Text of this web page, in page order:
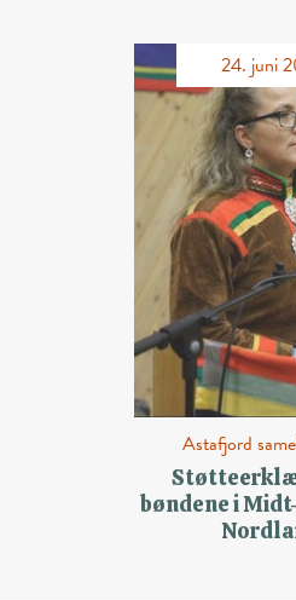
24. juni
Astafjord
bøndene i